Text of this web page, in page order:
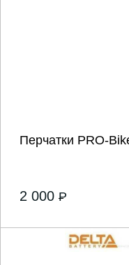
Перчатки PRO-
2 000 P